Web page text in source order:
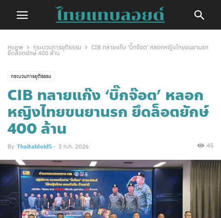
Home กระบวนการยุติธรรม
CIB ทลายแก๊ง ‘บิ๊กจ๊อต’ หลอกหญิงไทยขนยานรก
ยึดล็อตยักษ์ 400 ล้าน
กระบวนการยุติธรรม
CIB ทลายแก๊ง ‘บิ๊กจ๊อต’ หลอก
หญิงไทยขนยานรก ยึดล็อตยักษ์
400 ล้าน
By Thaitabloid5 - 3 ก.ค. 2026 45